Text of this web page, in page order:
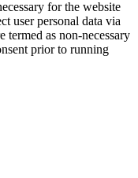
for the website
user personal data via
termed as non-necessary
prior to running